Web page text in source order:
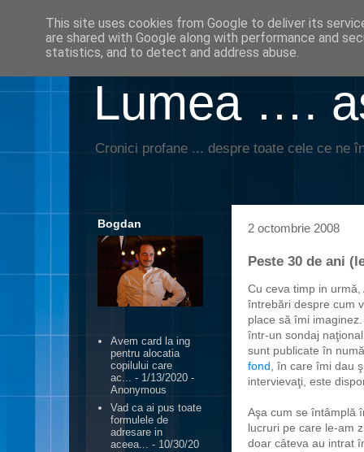
Lumea ….
Cronici profane ... despre toate cele ce ne
2 octombrie 2008
Peste 30 de ani
Cu ceva timp in
întrebări despre cum
place să îmi
într-un sondaj
sunt publicate în
fond , în care îmi dau
intervievaţi, este
Aşa cum se întâmplă
lucruri pe care le-am
doar câteva au intrat
Bogdan
Avem card la ing
pentru alocatia
copilului care
ac... - 1/13/2020 -
Anonymous
Vad ca ai pus toate
formulele de
adresare in
aceea...
- 10/30/20
This site uses cookies from Google to deliver its
are shared with Google along with performance and
statistics, and to detect and address abuse.